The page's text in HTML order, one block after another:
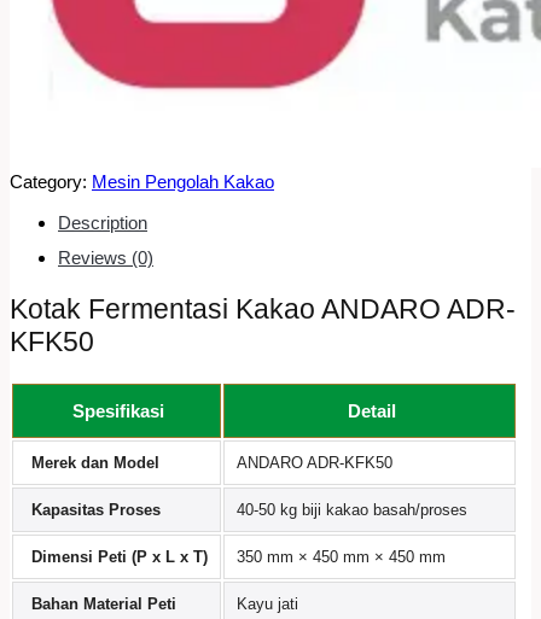
Category: Mesin Pengolah Kakao
Description
Reviews (0)
Kotak Fermentasi Kakao ANDARO ADR-
KFK50
Spesifikasi Detail
Merek dan Model ANDARO ADR-KFK50
Kapasitas Proses 40-50 kg biji kakao basah/proses
Dimensi Peti (P x L x T) 350 mm × 450 mm × 450 mm
Bahan Material Peti Kayu jati